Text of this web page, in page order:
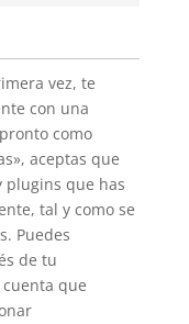
vez, te
con una
como
aceptas que
plugins que has
tal y como se
Puedes
de tu
que